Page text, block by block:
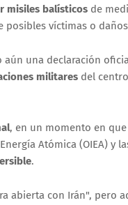
misiles balísticos de
víctimas o
una declaración
militares del
, en un momento en
Atómica (OIEA) y
.
abierta con Irán", pero